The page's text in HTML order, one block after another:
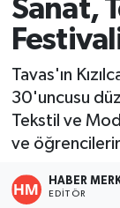
Sanat,
Tavas'ın
30'uncusu
Tekstil ve
ve
HABER
EDITÖR
SAĞLIK
KÜLTÜR
SPOR
MAGAZİN
Süper Lig
Son
Haber